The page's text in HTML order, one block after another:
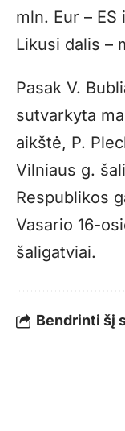
mln. Eur –
Likusi dalis –
Pasak V.
sutvarkyta
aikštė, P.
Vilniaus g.
Respublikos
Vasario 16-
šaligatviai.
Bendrinti šį